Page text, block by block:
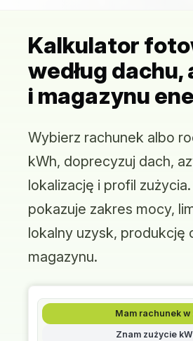
Kalkulator
według
i magazynu
Wybierz rachunek albo
kWh, doprecyzuj dach,
lokalizację i profil
pokazuje zakres mocy,
lokalny uzysk, produkcję
magazynu.
Mam rachunek w
Znam zużycie